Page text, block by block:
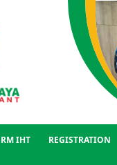
IHT REGISTRATION